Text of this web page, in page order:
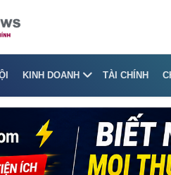
KINH DOANH TÀI CHÍNH